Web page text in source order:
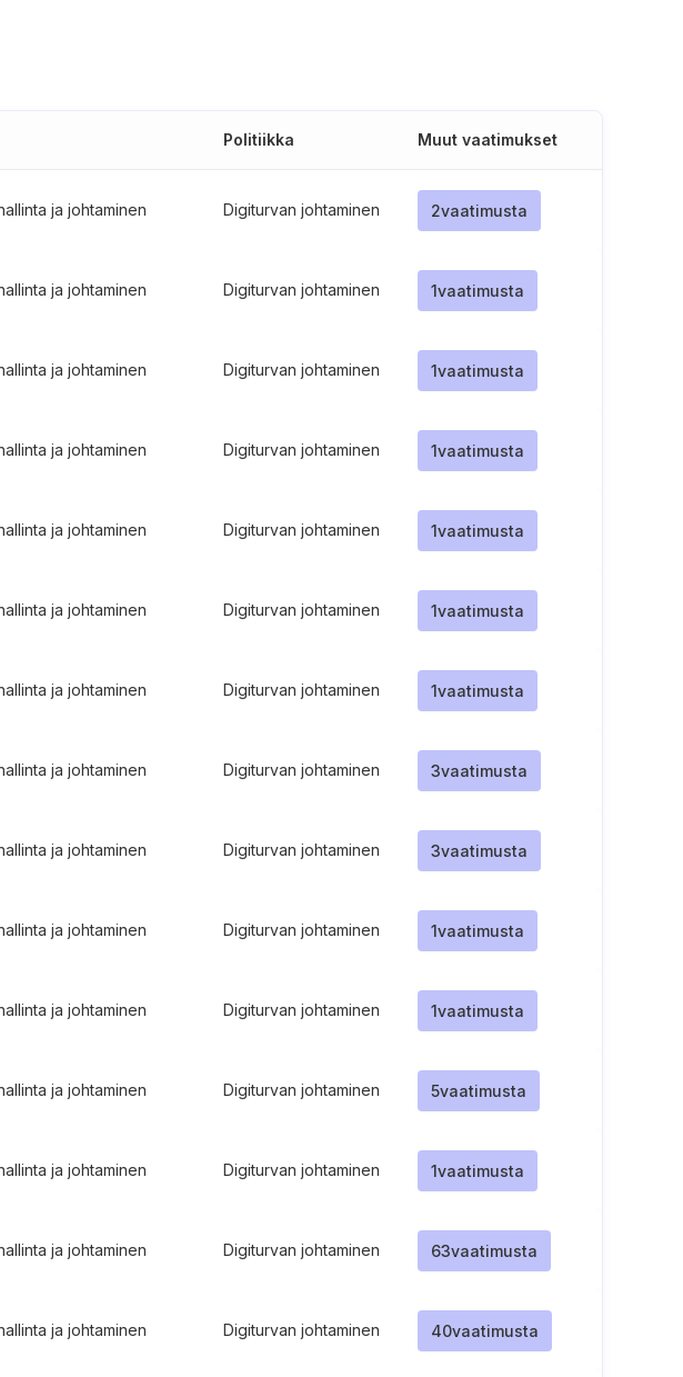
Politiikka Muut vaatimukset
ja johtaminen Digiturvan johtaminen 2vaatimusta
ja johtaminen Digiturvan johtaminen 1vaatimusta
ja johtaminen Digiturvan johtaminen 1vaatimusta
ja johtaminen Digiturvan johtaminen 1vaatimusta
ja johtaminen Digiturvan johtaminen 1vaatimusta
ja johtaminen Digiturvan johtaminen 1vaatimusta
ja johtaminen Digiturvan johtaminen 1vaatimusta
ja johtaminen Digiturvan johtaminen 3vaatimusta
ja johtaminen Digiturvan johtaminen 3vaatimusta
ja johtaminen Digiturvan johtaminen 1vaatimusta
ja johtaminen Digiturvan johtaminen 1vaatimusta
ja johtaminen Digiturvan johtaminen 5vaatimusta
ja johtaminen Digiturvan johtaminen 1vaatimusta
ja johtaminen Digiturvan johtaminen 63vaatimusta
ja johtaminen Digiturvan johtaminen 40vaatimusta